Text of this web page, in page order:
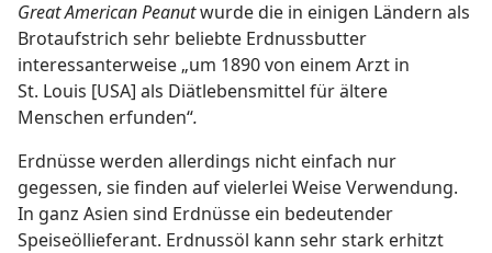
Great American Peanutwurde die in einigen Ländern als
Brotaufstrich sehr beliebte Erdnussbutter
interessanterweise „um 1890 von einem Arzt in
St. Louis [USA] als Diätlebensmittel für ältere
Menschen erfunden“.
Erdnüsse werden allerdings nicht einfach nur
gegessen, sie finden auf vielerlei Weise Verwendung.
In ganz Asien sind Erdnüsse ein bedeutender
Speiseöllieferant. Erdnussöl kann sehr stark erhitzt